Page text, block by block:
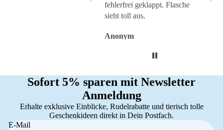
fehlerfrei geklappt. Flasche
sieht toll aus.
Anonym
Sofort 5% sparen mit Newsletter
Anmeldung
Erhalte exklusive Einblicke, Rudelrabatte und tierisch tolle
Geschenkideen direkt in Dein Postfach.
E-Mail